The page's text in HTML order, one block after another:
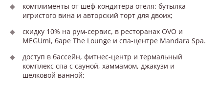
комплименты от шеф-кондитера отеля: бутылка
игристого вина и авторский торт для двоих;
скидку 10% на рум-сервис, в ресторанах OVO и
MEGUmi, баре The Lounge и спа-центре Mandara Spa.
доступ в бассейн, фитнес-центр и термальный
комплекс спа с сауной, хаммамом, джакузи и
шелковой ванной;